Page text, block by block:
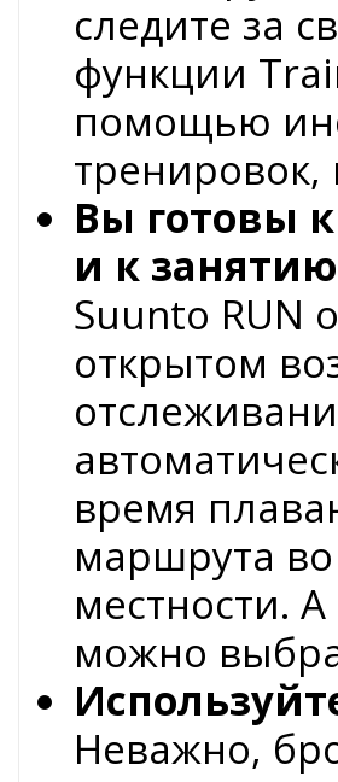
следите за
функции
помощью
Вы готовы
и к
Suunto RUN
открытом
время
маршрута
местности.
можно
Неважно,